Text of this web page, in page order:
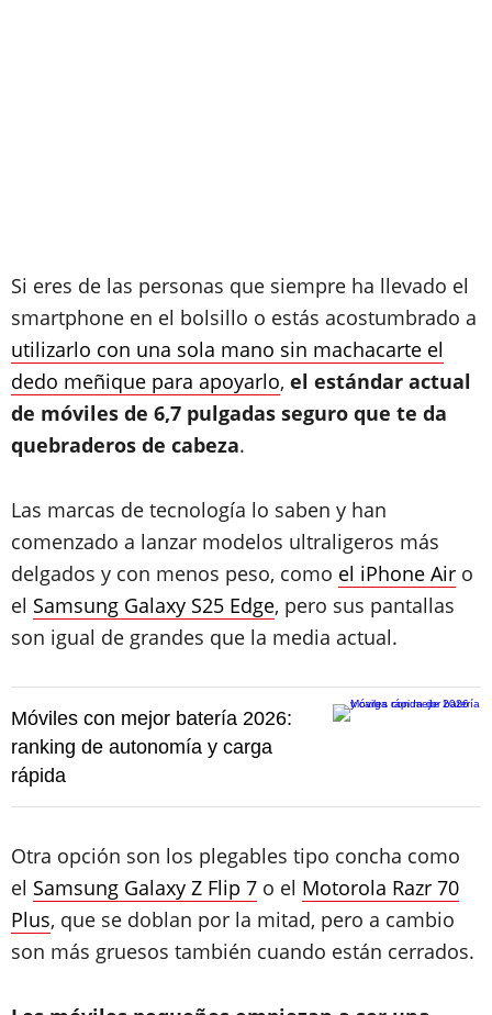
Si eres de las personas que siempre ha llevado el
smartphone en el bolsillo o estás acostumbrado a
utilizarlo con una sola mano sin machacarte el
dedo meñique para apoyarlo, el estándar actual
de móviles de 6,7 pulgadas seguro que te da
quebraderos de cabeza.
Las marcas de tecnología lo saben y han
comenzado a lanzar modelos ultraligeros más
delgados y con menos peso, como el iPhone Air o
el Samsung Galaxy S25 Edge, pero sus pantallas
son igual de grandes que la media actual.
Móviles con mejor batería 2026:
ranking de autonomía y carga
rápida
Otra opción son los plegables tipo concha como
el Samsung Galaxy Z Flip 7 o el Motorola Razr 70
Plus, que se doblan por la mitad, pero a cambio
son más gruesos también cuando están cerrados.